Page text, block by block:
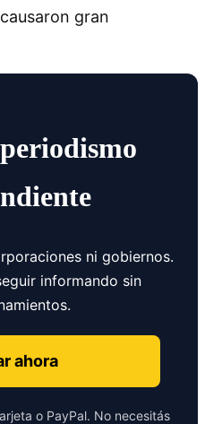
gran
ni gobiernos.
informando sin
ahora
o PayPal. No necesitás